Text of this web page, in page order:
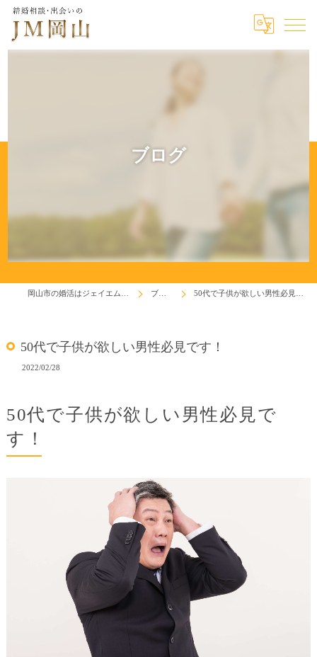
ブログ
ブログ 50代で子供が欲しい男性必見です！
50代で子供が欲しい男性必見です！
2022/02/28
50代で子供が欲しい男性必見で
す！